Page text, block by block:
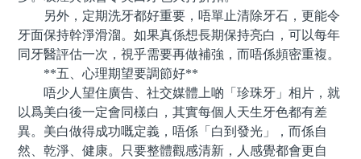
另外，定期洗牙都好重要，唔單止清除牙石，更能令
牙面保持幹淨滑溜。如果真係想長期保持亮白，可以每年
同牙醫評估一次，視乎需要再做補強，而唔係頻密重複。
**五、心理期望要調節好**
唔少人望住廣告、社交媒體上啲「珍珠牙」相片，就
以爲美白後一定會同樣白，其實每個人天生牙色都有差
異。美白做得成功嘅定義，唔係「白到發光」，而係自
然、乾淨、健康。只要整體觀感清新，人感覺都會更自